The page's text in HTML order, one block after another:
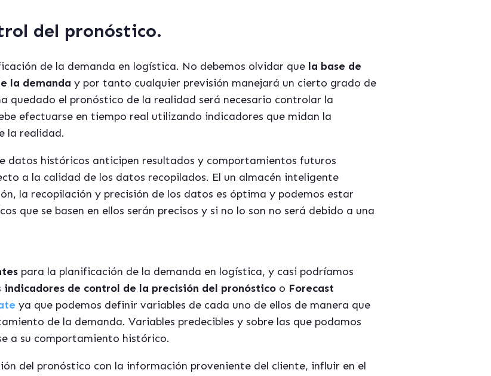
del pronóstico.
de la demanda en logística. No debemos olvidar que la base de
la demanda y por tanto cualquier previsión manejará un cierto grado de
quedado el pronóstico de la realidad será necesario controlar la
efectuarse en tiempo real utilizando indicadores que midan la
la realidad.
datos históricos anticipen resultados y comportamientos futuros
a la calidad de los datos recopilados. El un almacén inteligente
la recopilación y precisión de los datos es óptima y podemos estar
que se basen en ellos serán precisos y si no lo son no será debido a una
para la planificación de la demanda en logística, y casi podríamos
indicadores de control de la precisión del pronóstico o Forecast
ya que podemos definir variables de cada uno de ellos de manera que
de la demanda. Variables predecibles y sobre las que podamos
a su comportamiento histórico.
del pronóstico con la información proveniente del cliente, influir en el